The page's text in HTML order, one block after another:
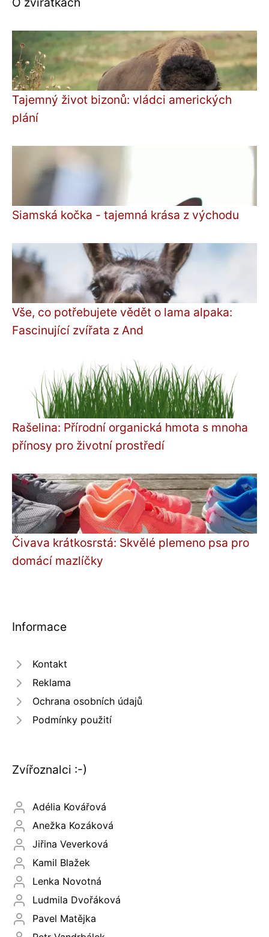
Tajemný život bizonů: vládci amerických
plání
Siamská kočka - tajemná krása z východu
Vše, co potřebujete vědět o lama alpaka:
Fascinující zvířata z And
Rašelina: Přírodní organická hmota s mnoha
přínosy pro životní prostředí
Čivava krátkosrstá: Skvělé plemeno psa pro
domácí mazlíčky
Informace
Kontakt
Reklama
Ochrana osobních údajů
Podmínky použití
Zvířoznalci :-)
Adélia Kovářová
Anežka Kozáková
Jiřina Veverková
Kamil Blažek
Lenka Novotná
Ludmila Dvořáková
Pavel Matějka